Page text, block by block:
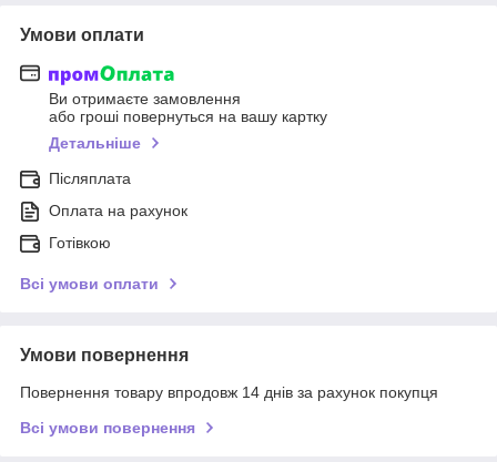
Умови оплати
Ви отримаєте замовлення
або гроші повернуться на вашу картку
Детальніше
Післяплата
Оплата на рахунок
Готівкою
Всі умови оплати
Умови повернення
Повернення товару впродовж 14 днів за рахунок покупця
Всі умови повернення